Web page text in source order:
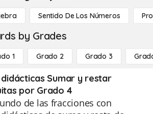
Sentido De Los Números
by Grades
1 Grado 2 Grado 3
Sumar y restar
por Grado 4
de las fracciones con